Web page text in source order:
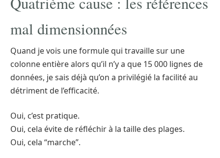
mal dimensionnées
Quand je vois une formule qui travaille sur une
colonne entière alors qu’il n’y a que 15 000 lignes de
données, je sais déjà qu’on a privilégié la facilité au
détriment de l’efficacité.
Oui, c’est pratique.
Oui, cela évite de réfléchir à la taille des plages.
Oui, cela “marche”.